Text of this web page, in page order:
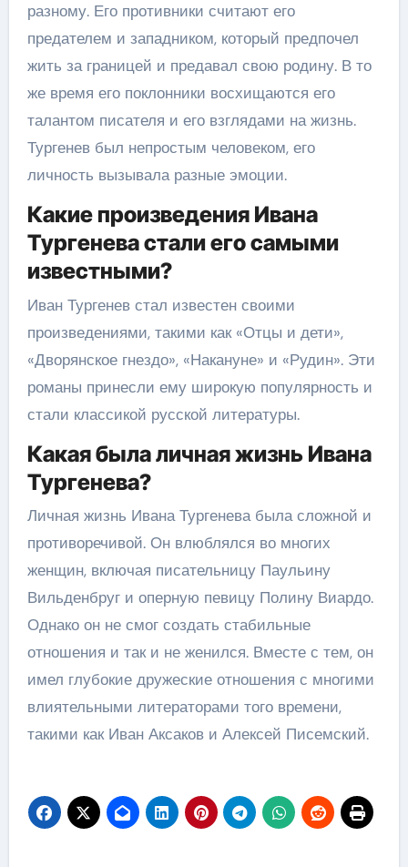
разному. Его противники считают его
предателем и западником, который предпочел
жить за границей и предавал свою родину. В то
же время его поклонники восхищаются его
талантом писателя и его взглядами на жизнь.
Тургенев был непростым человеком, его
личность вызывала разные эмоции.
Какие произведения Ивана
Тургенева стали его самыми
известными?
Иван Тургенев стал известен своими
произведениями, такими как «Отцы и дети»,
«Дворянское гнездо», «Накануне» и «Рудин». Эти
романы принесли ему широкую популярность и
стали классикой русской литературы.
Какая была личная жизнь Ивана
Тургенева?
Личная жизнь Ивана Тургенева была сложной и
противоречивой. Он влюблялся во многих
женщин, включая писательницу Паульину
Вильденбруг и оперную певицу Полину Виардо.
Однако он не смог создать стабильные
отношения и так и не женился. Вместе с тем, он
имел глубокие дружеские отношения с многими
влиятельными литераторами того времени,
такими как Иван Аксаков и Алексей Писемский.